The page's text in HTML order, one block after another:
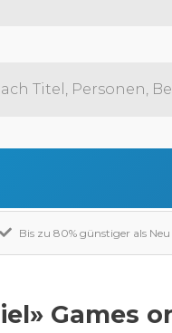
Bis zu 80% günstiger als Neu
Games